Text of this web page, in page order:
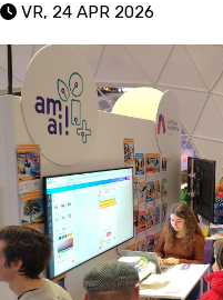
VR, 24 APR 2026